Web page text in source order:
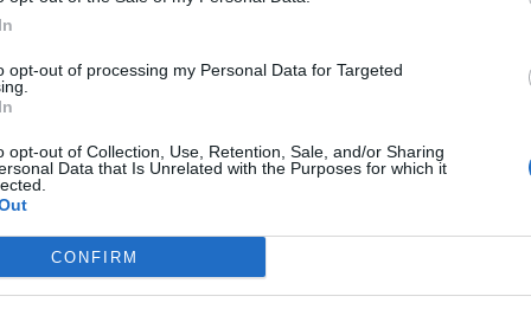
opt-out of processing my Personal Data for Targeted
opt-out of Collection, Use, Retention, Sale, and/or Sharing
Data that Is Unrelated with the Purposes for which it
CONFIRM
2021